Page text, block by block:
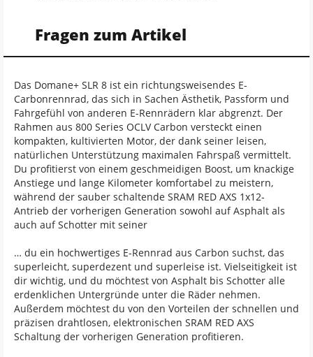
Fragen zum Artikel
Das Domane+ SLR 8 ist ein richtungsweisendes E-
Carbonrennrad, das sich in Sachen Ästhetik, Passform und
Fahrgefühl von anderen E-Rennrädern klar abgrenzt. Der
Rahmen aus 800 Series OCLV Carbon versteckt einen
kompakten, kultivierten Motor, der dank seiner leisen,
natürlichen Unterstützung maximalen Fahrspaß vermittelt.
Du profitierst von einem geschmeidigen Boost, um knackige
Anstiege und lange Kilometer komfortabel zu meistern,
während der sauber schaltende SRAM RED AXS 1x12-
Antrieb der vorherigen Generation sowohl auf Asphalt als
auch auf Schotter mit seiner
… du ein hochwertiges E-Rennrad aus Carbon suchst, das
superleicht, superdezent und superleise ist. Vielseitigkeit ist
dir wichtig, und du möchtest von Asphalt bis Schotter alle
erdenklichen Untergründe unter die Räder nehmen.
Außerdem möchtest du von den Vorteilen der schnellen und
präzisen drahtlosen, elektronischen SRAM RED AXS
Schaltung der vorherigen Generation profitieren.